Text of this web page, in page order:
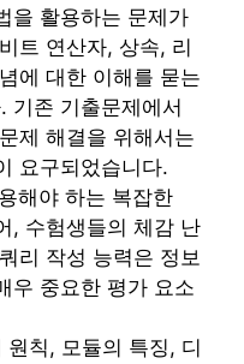
을 활용하는 문제가
트 연산자, 상속, 리
에 대한 이해를 묻는
기존 기출문제에서
제 해결을 위해서는
요구되었습니다.
해야 하는 복잡한
, 수험생들의 체감 난
리 작성 능력은 정보
우 중요한 평가 요소
원칙, 모듈의 특징, 디